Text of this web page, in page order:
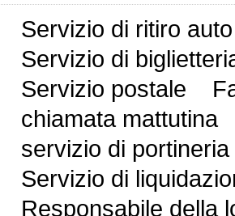
Servizio di ritiro auto
Servizio di
Servizio postale
chiamata mattutina
servizio di portineria
Servizio di
Responsabile della